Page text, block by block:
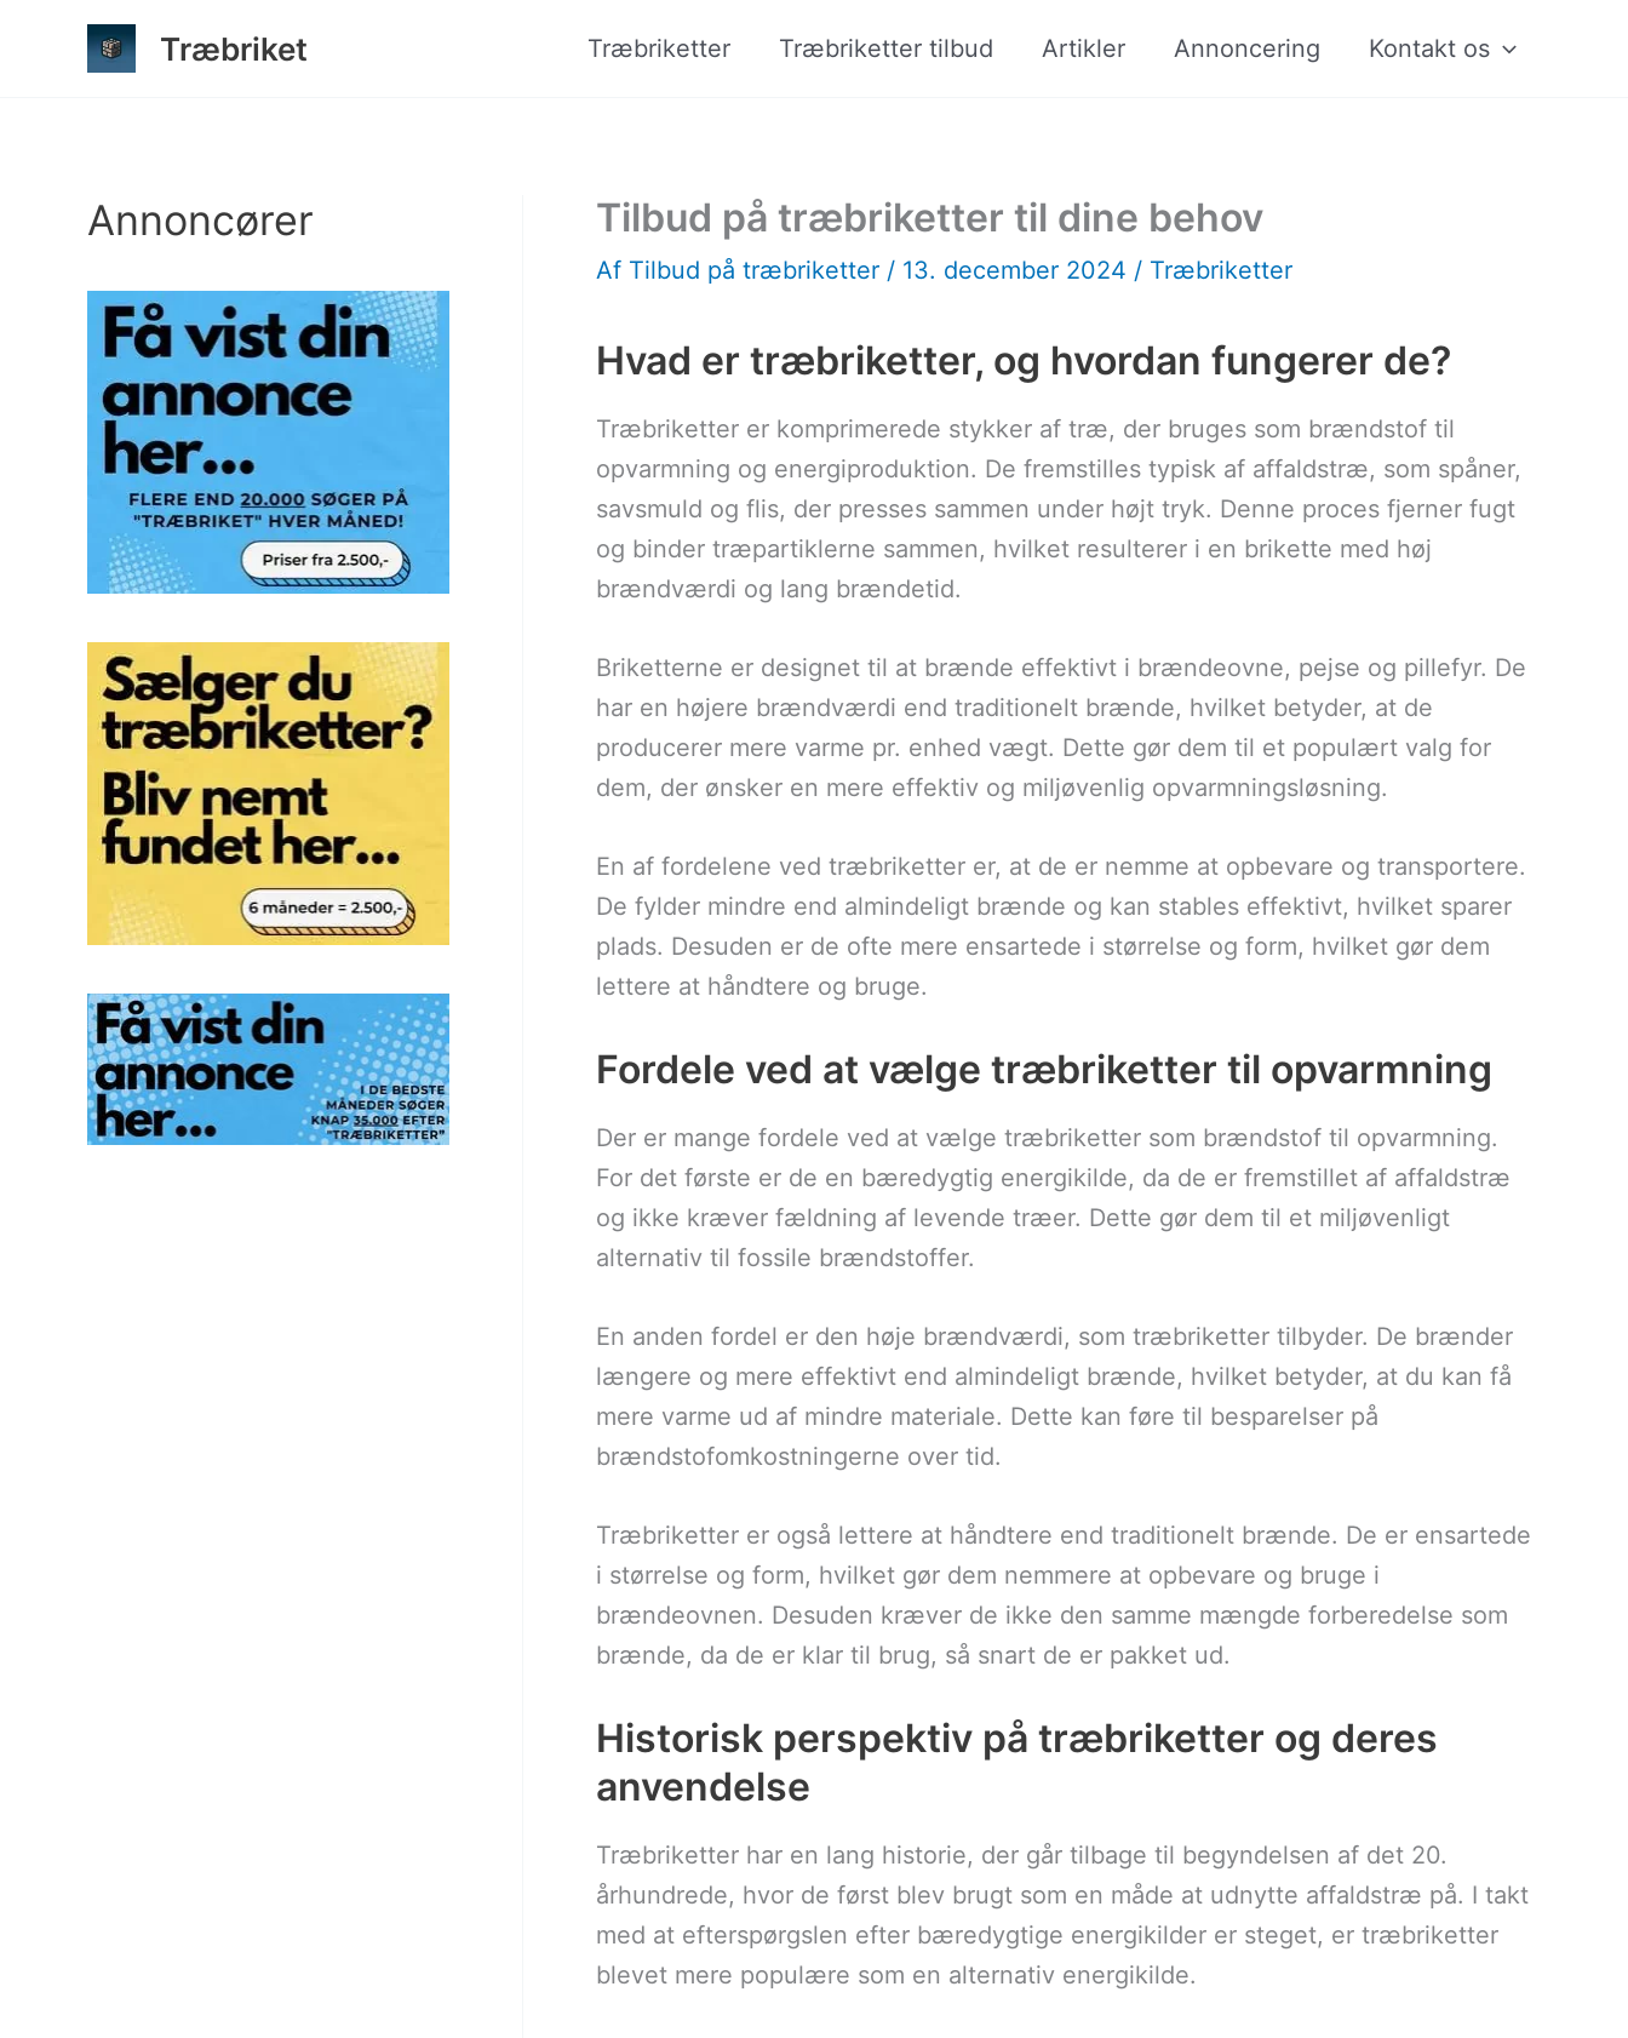
Træbriket Træbriketter Træbriketter tilbud Artikler Annoncering Kontakt os
Annoncører Tilbud på træbriketter til dine behov
Af Tilbud på træbriketter / 13. december 2024 / Træbriketter
Hvad er træbriketter, og hvordan fungerer de?
Træbriketter er komprimerede stykker af træ, der bruges som brændstof til
opvarmning og energiproduktion. De fremstilles typisk af affaldstræ, som spåner,
savsmuld og flis, der presses sammen under højt tryk. Denne proces fjerner fugt
og binder træpartiklerne sammen, hvilket resulterer i en brikette med høj
brændværdi og lang brændetid.
Briketterne er designet til at brænde effektivt i brændeovne, pejse og pillefyr. De
har en højere brændværdi end traditionelt brænde, hvilket betyder, at de
producerer mere varme pr. enhed vægt. Dette gør dem til et populært valg for
dem, der ønsker en mere effektiv og miljøvenlig opvarmningsløsning.
En af fordelene ved træbriketter er, at de er nemme at opbevare og transportere.
De fylder mindre end almindeligt brænde og kan stables effektivt, hvilket sparer
plads. Desuden er de ofte mere ensartede i størrelse og form, hvilket gør dem
lettere at håndtere og bruge.
Fordele ved at vælge træbriketter til opvarmning
Der er mange fordele ved at vælge træbriketter som brændstof til opvarmning.
For det første er de en bæredygtig energikilde, da de er fremstillet af affaldstræ
og ikke kræver fældning af levende træer. Dette gør dem til et miljøvenligt
alternativ til fossile brændstoffer.
En anden fordel er den høje brændværdi, som træbriketter tilbyder. De brænder
længere og mere effektivt end almindeligt brænde, hvilket betyder, at du kan få
mere varme ud af mindre materiale. Dette kan føre til besparelser på
brændstofomkostningerne over tid.
Træbriketter er også lettere at håndtere end traditionelt brænde. De er ensartede
i størrelse og form, hvilket gør dem nemmere at opbevare og bruge i
brændeovnen. Desuden kræver de ikke den samme mængde forberedelse som
brænde, da de er klar til brug, så snart de er pakket ud.
Historisk perspektiv på træbriketter og deres
anvendelse
Træbriketter har en lang historie, der går tilbage til begyndelsen af det 20.
århundrede, hvor de først blev brugt som en måde at udnytte affaldstræ på. I takt
med at efterspørgslen efter bæredygtige energikilder er steget, er træbriketter
blevet mere populære som en alternativ energikilde.